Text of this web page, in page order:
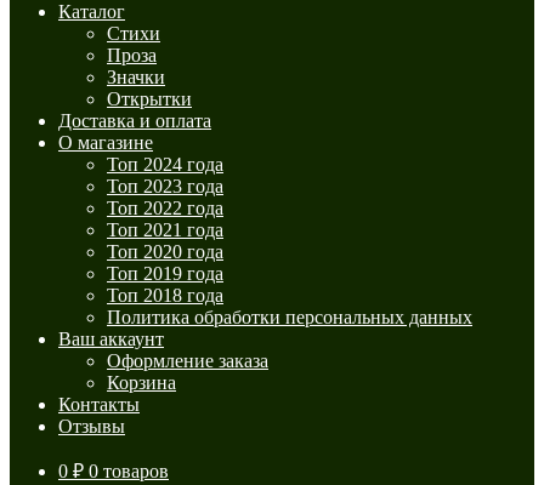
Каталог
Стихи
Проза
Значки
Открытки
Доставка и оплата
О магазине
Топ 2024 года
Топ 2023 года
Топ 2022 года
Топ 2021 года
Топ 2020 года
Топ 2019 года
Топ 2018 года
Политика обработки персональных данных
Ваш аккаунт
Оформление заказа
Корзина
Контакты
Отзывы
0 ₽ 0 товаров